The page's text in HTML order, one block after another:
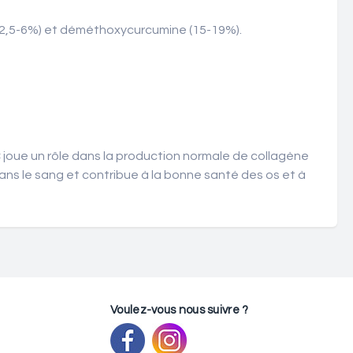
6%) et déméthoxycurcumine (15-19%).
un rôle dans la production normale de collagène
le sang et contribue à la bonne santé des os et à
Voulez-vous nous suivre ?